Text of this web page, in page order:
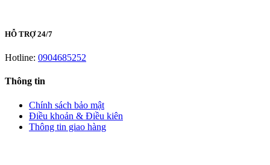
HỖ TRỢ 24/7
Hotline: 0904685252
Thông tin
Chính sách bảo mật
Điều khoản & Điều kiên
Thông tin giao hàng